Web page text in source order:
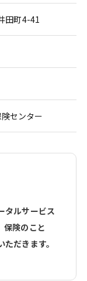
田町4-41
センター
タルサービス
保険のこと
だきます。